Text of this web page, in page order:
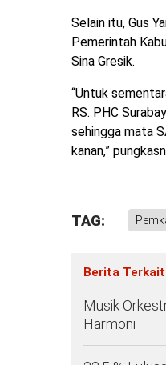
Selain itu, Gus
Pemerintah
Sina Gresik.
“Untuk
RS. PHC
sehingga mata
kanan,”
TAG:
Berita Terkait
Musik
Harmoni